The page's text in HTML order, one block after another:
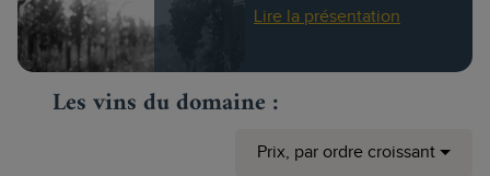
Lire la présentation
Les vins du domaine :
Prix, par ordre croissant